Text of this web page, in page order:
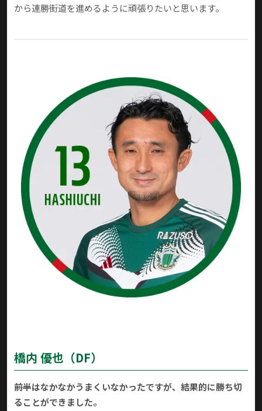
から連勝街道を進めるように頑張りたいと思います。
橋内 優也（DF）
――前半はなかなかうまくいなかったですが、結果的に勝ち切
ることができました。